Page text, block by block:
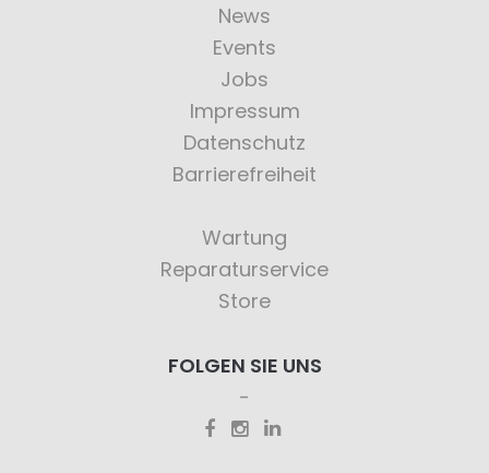
News
Events
Jobs
Impressum
Datenschutz
Barrierefreiheit
Wartung
Reparaturservice
Store
FOLGEN SIE UNS